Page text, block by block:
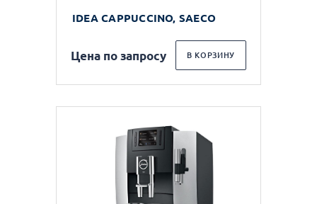
IDEA CAPPUCCINO, SAECO
Цена по запросу В КОРЗИНУ